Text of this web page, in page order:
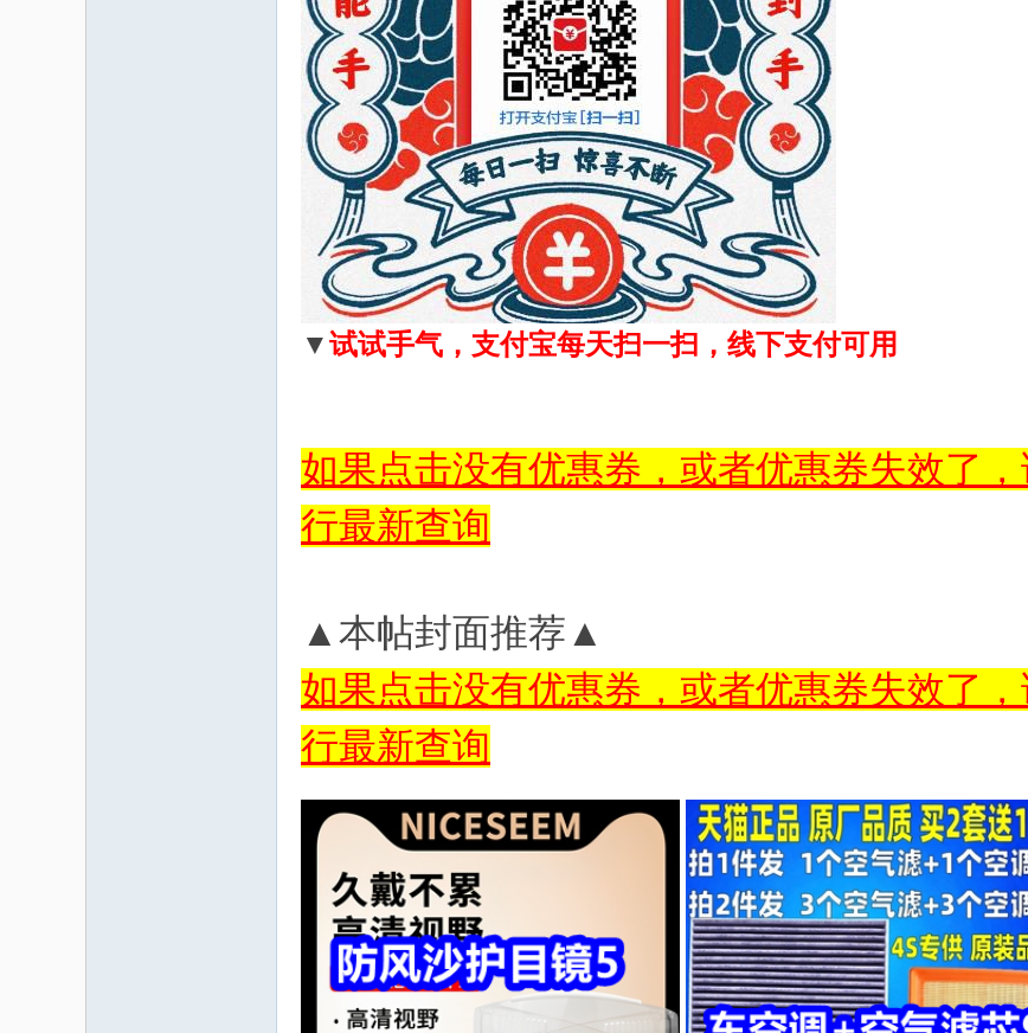
▼试试手气，支付宝每天扫一扫，线下支付可用
如果点击没有优惠券，或者优惠券失效了
行最新查询
▲本帖封面推荐▲
如果点击没有优惠券，或者优惠券失效了
行最新查询